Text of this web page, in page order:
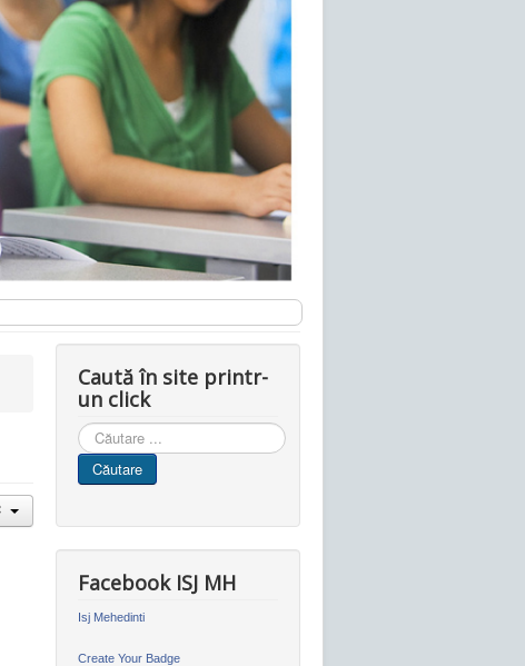
Caută în site printr-
un click
Cauta
in
site
Căutare
Facebook ISJ MH
Isj Mehedinti
Create Your Badge